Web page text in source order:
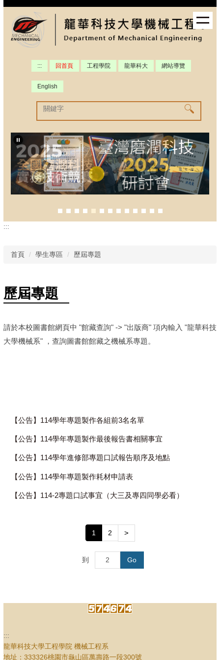
跳
要
::: 回首頁 工程學院 龍華科大 網站導覽
English
:::
首頁 學生專區 歷屆專題
歷屆專題
請於本校圖書館網頁中 "館藏查詢" -> "出版商" 項內輸入 "龍華科技
大學機械系" ，查詢圖書館館藏之機械系專題。
【公告】114學年專題製作各組前3名名單
【公告】114學年專題製作最後報告書相關事宜
【公告】114學年進修部專題口試報告順序及地點
【公告】114學年專題製作耗材申請表
【公告】114-2專題口試事宜（大三及專四同學必看）
1 2 >
到 Go
:::
龍華科技大學工程學院 機械工程系
地址：333326桃園市龜山區萬壽路一段300號